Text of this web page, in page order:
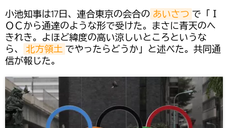
小池知事は17日、連合東京の会合の あいさつ で「Ｉ
ＯＣから通達のような形で受けた。まさに青天のへ
きれき。よほど緯度の高い涼しいところというな
ら、
北方領土 でやったらどうか」と述べた。共同通
信が報じた。